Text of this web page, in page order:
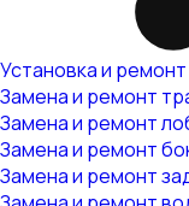
Установка и
Замена и ремонт
Замена и ремонт
Замена и ремонт
Замена и ремонт